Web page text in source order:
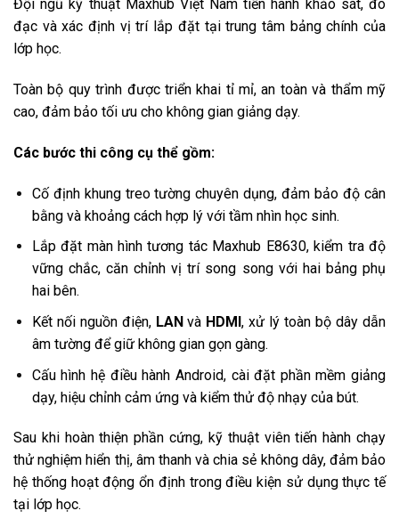
Đội ngũ kỹ thuật Maxhub Việt Nam tiến hành khảo sát, đo
đạc và xác định vị trí lắp đặt tại trung tâm bảng chính của
lớp học.
Toàn bộ quy trình được triển khai tỉ mỉ, an toàn và thẩm mỹ
cao, đảm bảo tối ưu cho không gian giảng dạy.
Các bước thi công cụ thể gồm:
Cố định khung treo tường chuyên dụng, đảm bảo độ cân
bằng và khoảng cách hợp lý với tầm nhìn học sinh.
Lắp đặt màn hình tương tác Maxhub E8630, kiểm tra độ
vững chắc, căn chỉnh vị trí song song với hai bảng phụ
hai bên.
Kết nối nguồn điện, LANvà HDMI, xử lý toàn bộ dây dẫn
âm tường để giữ không gian gọn gàng.
Cấu hình hệ điều hành Android, cài đặt phần mềm giảng
dạy, hiệu chỉnh cảm ứng và kiểm thử độ nhạy của bút.
Sau khi hoàn thiện phần cứng, kỹ thuật viên tiến hành chạy
thử nghiệm hiển thị, âm thanh và chia sẻ không dây, đảm bảo
hệ thống hoạt động ổn định trong điều kiện sử dụng thực tế
tại lớp học.